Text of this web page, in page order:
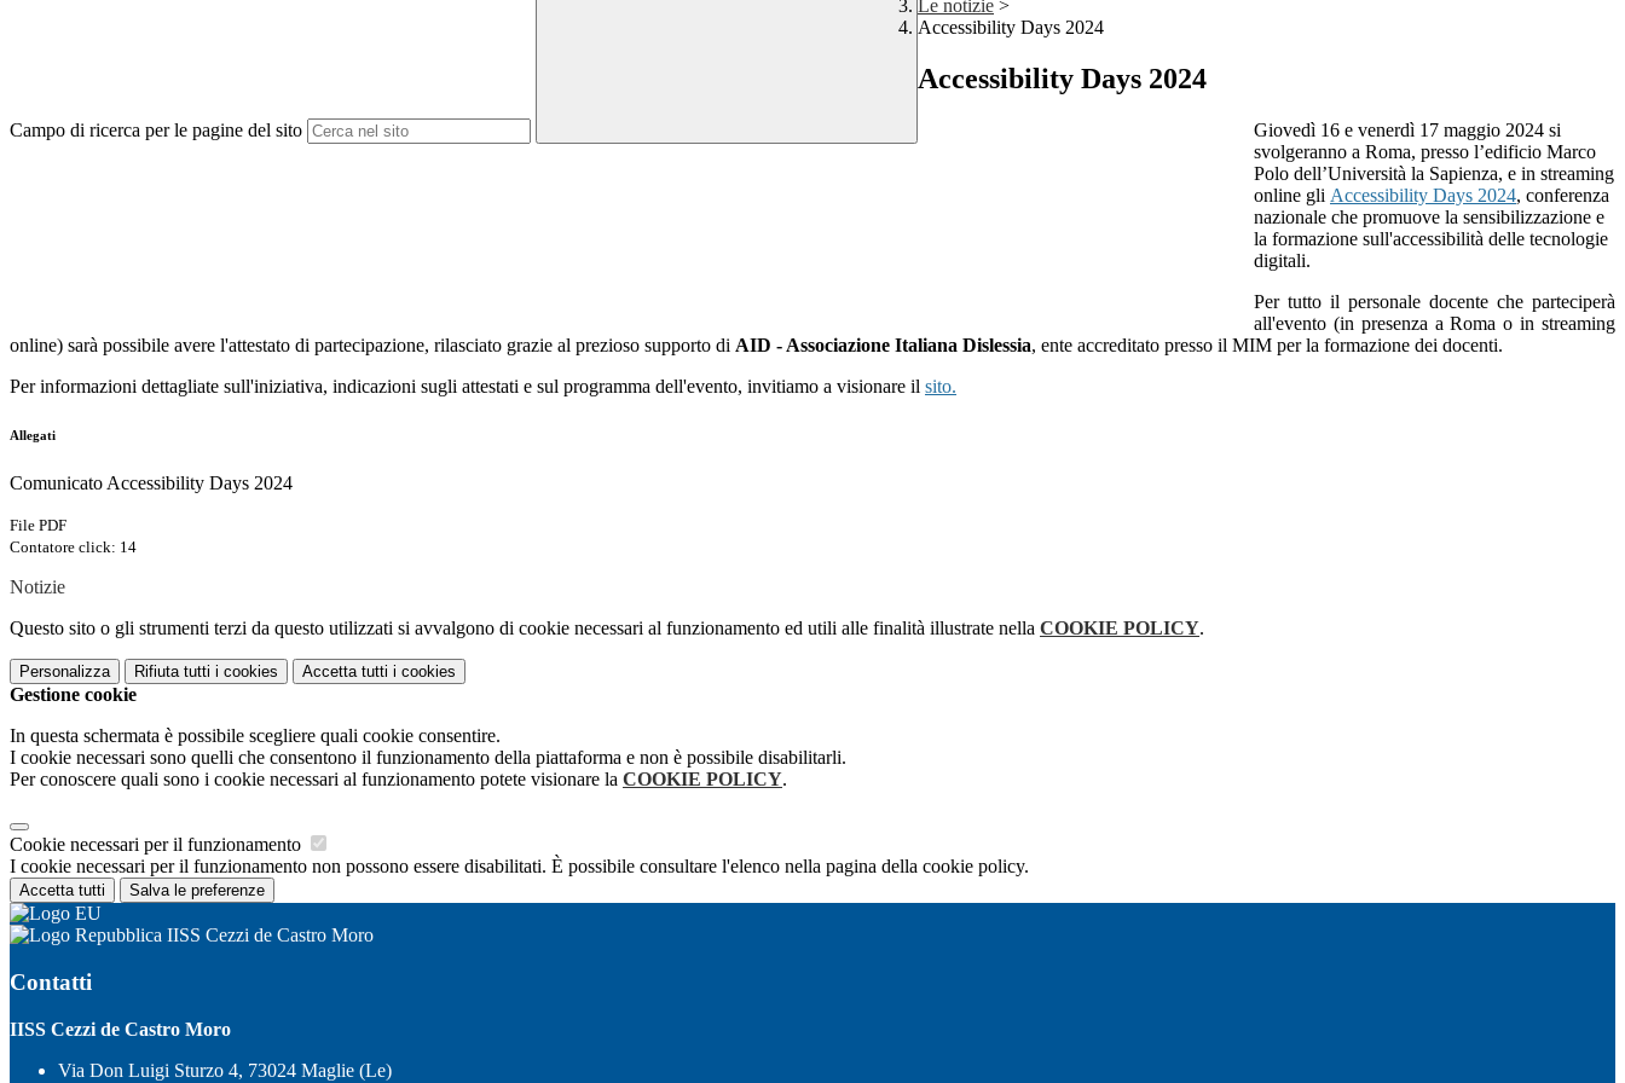
Campo di ricerca per le pagine del sito
Le notizie >
Accessibility Days 2024
Accessibility Days 2024
Giovedì 16 e venerdì 17 maggio 2024 si
svolgeranno a Roma, presso l’edificio Marco
Polo dell’Università la Sapienza, e in streaming
online gli Accessibility Days 2024, conferenza
nazionale che promuove la sensibilizzazione e
la formazione sull'accessibilità delle tecnologie
digitali.
Per tutto il personale docente che parteciperà
all'evento (in presenza a Roma o in streaming
online) sarà possibile avere l'attestato di partecipazione, rilasciato grazie al prezioso supporto di AID - Associazione Italiana Dislessia, ente accreditato presso il MIM per la formazione dei docenti.
Per informazioni dettagliate sull'iniziativa, indicazioni sugli attestati e sul programma dell'evento, invitiamo a visionare il sito.
Allegati
Comunicato Accessibility Days 2024
File PDF
Contatore click: 14
Notizie
Questo sito o gli strumenti terzi da questo utilizzati si avvalgono di cookie necessari al funzionamento ed utili alle finalità illustrate nella COOKIE POLICY.
Personalizza Rifiuta tutti i cookies Accetta tutti i cookies
Gestione cookie
In questa schermata è possibile scegliere quali cookie consentire.
I cookie necessari sono quelli che consentono il funzionamento della piattaforma e non è possibile disabilitarli.
Per conoscere quali sono i cookie necessari al funzionamento potete visionare la COOKIE POLICY.
Cookie necessari per il funzionamento
I cookie necessari per il funzionamento non possono essere disabilitati. È possibile consultare l'elenco nella pagina della cookie policy.
Accetta tutti Salva le preferenze
IISS Cezzi de Castro Moro
Contatti
IISS Cezzi de Castro Moro
Via Don Luigi Sturzo 4, 73024 Maglie (Le)